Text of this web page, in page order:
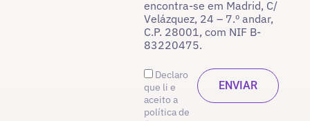
encontra-se em Madrid, C/
Velázquez, 24 – 7.º andar,
C.P. 28001, com NIF B-
83220475.
Declaro
que li e
aceito a
política de